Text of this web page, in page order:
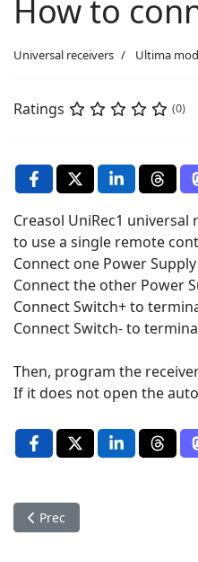
How to
Universal receivers Ultima
Ratings (0)
Creasol UniRec1
to use a single remote
Connect one Power
Connect the other Power
Connect Switch+ to
Connect Switch- to
Then, program the
If it does not open the
Articolo precedente: How to
Prec